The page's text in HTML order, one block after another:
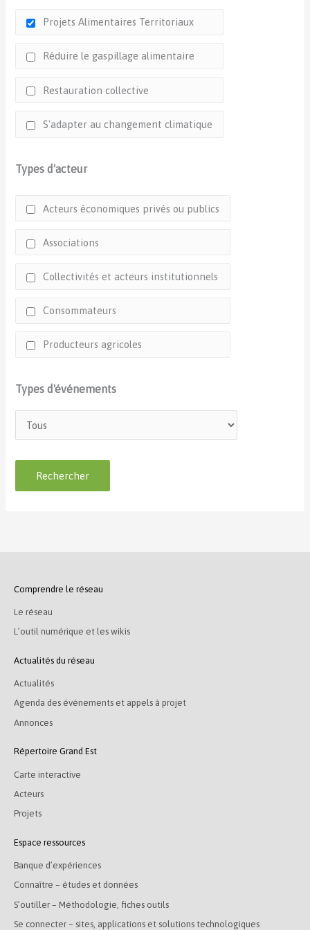
Projets Alimentaires Territoriaux
Réduire le gaspillage alimentaire
Restauration collective
S'adapter au changement climatique
Types d'acteur
Acteurs économiques privés ou publics
Associations
Collectivités et acteurs institutionnels
Consommateurs
Producteurs agricoles
Types d'événements
Comprendre le réseau
Le réseau
L’outil numérique et les wikis
Actualités du réseau
Actualités
Agenda des événements et appels à projet
Annonces
Répertoire Grand Est
Carte interactive
Acteurs
Projets
Espace ressources
Banque d’expériences
Connaître – études et données
S’outiller – Méthodologie, fiches outils
Se connecter – sites, applications et solutions technologiques